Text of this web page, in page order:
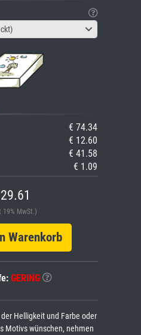
€ 74.34
€ 12.60
€ 41.58
€ 1.09
19% MwSt.)
GERING
Helligkeit und Farbe oder
Motivs wünschen, nehmen